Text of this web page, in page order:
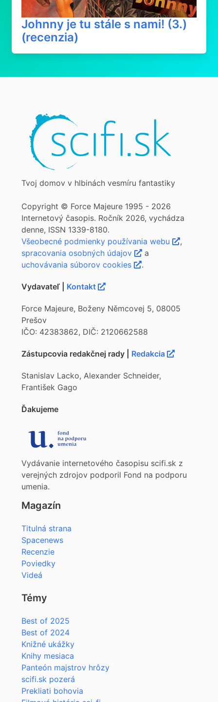
Johnny je tu stále s nami! (3.)
(recenzia)
Tvoj domov v hlbinách vesmíru fantastiky
Copyright © Force Majeure 1995 - 2026
Internetový časopis. Ročník 2026, vychádza
denne, ISSN 1339-8180.
Všeobecné podmienky používania webu
,
spracovania osobných údajov
a
uchovávania súborov cookies
.
Vydavateľ | Kontakt
Force Majeure, Boženy Němcovej 5, 08005
Prešov
IČO: 42383862, DIČ: 2120662588
Zástupcovia redakčnej rady | Redakcia
Stanislav Lacko, Alexander Schneider,
František Gago
Ďakujeme
Vydávanie internetového časopisu scifi.sk z
verejných zdrojov podporil Fond na podporu
umenia.
Magazín
Titulná strana
Spacenews
Recenzie
Poviedky
Videá
Témy
Best of 2025
Best of 2024
Knižné ukážky
Knihy mesiaca
Panteón majstrov hrôzy
scifi.sk pozerá
Prekliati bohovia